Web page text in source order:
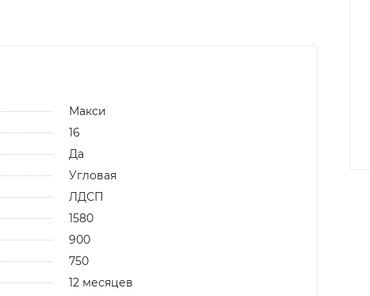
Макси
16
Да
Угловая
ЛДСП
1580
900
750
12 месяцев